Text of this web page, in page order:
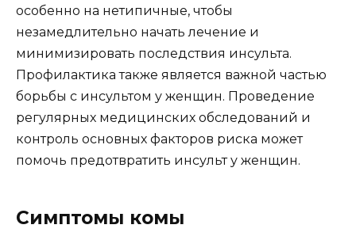
особенно на нетипичные, чтобы
незамедлительно начать лечение и
минимизировать последствия инсульта.
Профилактика также является важной частью
борьбы с инсультом у женщин. Проведение
регулярных медицинских обследований и
контроль основных факторов риска может
помочь предотвратить инсульт у женщин.
Симптомы комы